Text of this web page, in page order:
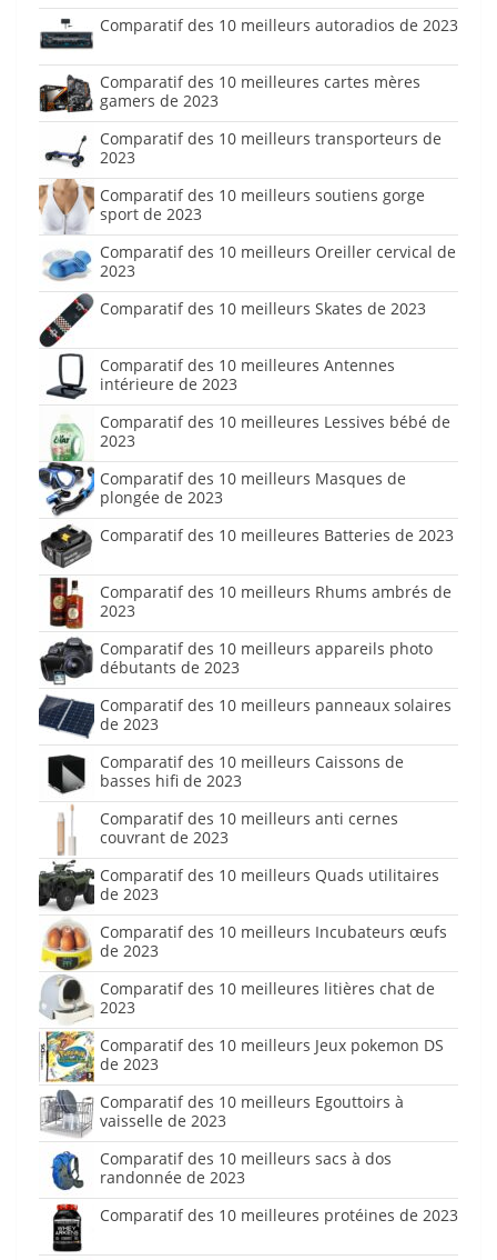
Comparatif des 10 meilleurs autoradios de 2023
Comparatif des 10 meilleures cartes mères
gamers de 2023
Comparatif des 10 meilleurs transporteurs de
2023
Comparatif des 10 meilleurs soutiens gorge
sport de 2023
Comparatif des 10 meilleurs Oreiller cervical de
2023
Comparatif des 10 meilleurs Skates de 2023
Comparatif des 10 meilleures Antennes
intérieure de 2023
Comparatif des 10 meilleures Lessives bébé de
2023
Comparatif des 10 meilleurs Masques de
plongée de 2023
Comparatif des 10 meilleures Batteries de 2023
Comparatif des 10 meilleurs Rhums ambrés de
2023
Comparatif des 10 meilleurs appareils photo
débutants de 2023
Comparatif des 10 meilleurs panneaux solaires
de 2023
Comparatif des 10 meilleurs Caissons de
basses hifi de 2023
Comparatif des 10 meilleurs anti cernes
couvrant de 2023
Comparatif des 10 meilleurs Quads utilitaires
de 2023
Comparatif des 10 meilleurs Incubateurs œufs
de 2023
Comparatif des 10 meilleures litières chat de
2023
Comparatif des 10 meilleurs Jeux pokemon DS
de 2023
Comparatif des 10 meilleurs Egouttoirs à
vaisselle de 2023
Comparatif des 10 meilleurs sacs à dos
randonnée de 2023
Comparatif des 10 meilleures protéines de 2023